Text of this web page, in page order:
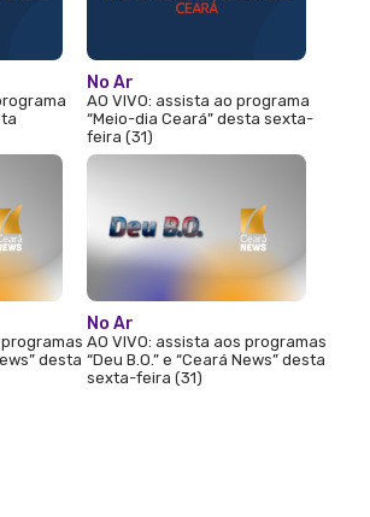
programas
desta
No Ar
AO VIVO: assista ao programa
“Meio-dia Ceará” desta sexta-
feira (31)
No Ar
AO VIVO: assista aos programas
“Deu B.O.” e “Ceará News” desta
sexta-feira (31)